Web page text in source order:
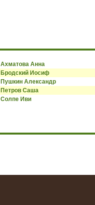
Ахматова Анна
Бродский Иосиф
Пушкин Александр
Петров Саша
Солпе Иви